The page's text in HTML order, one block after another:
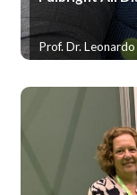
Prof. Dr.
PPG em ciências
permaneceu
Urológica da
Harvard no